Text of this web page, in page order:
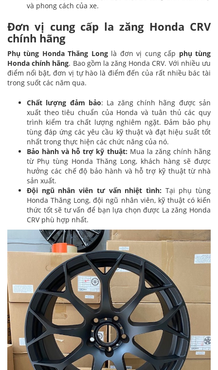
và phong cách của xe.
Đơn vị cung cấp la zăng Honda CRV
chính hãng
Phụ tùng Honda Thăng Longlà đơn vị cung cấp phụ tùng
Honda chính hãng. Bao gồm la zăng Honda CRV. Với nhiều ưu
điểm nổi bật, đơn vị tự hào là điểm đến của rất nhiều bác tài
trong suốt các năm qua.
Chất lượng đảm bảo: La zăng chính hãng được sản
xuất theo tiêu chuẩn của Honda và tuân thủ các quy
trình kiểm tra chất lượng nghiêm ngặt. Đảm bảo phụ
tùng đáp ứng các yêu cầu kỹ thuật và đạt hiệu suất tốt
nhất trong thực hiện các chức năng của nó.
Bảo hành và hỗ trợ kỹ thuật: Mua la zăng chính hãng
từ Phụ tùng Honda Thăng Long, khách hàng sẽ được
hưởng các chế độ bảo hành và hỗ trợ kỹ thuật từ nhà
sản xuất.
Đội ngũ nhân viên tư vấn nhiệt tình: Tại phụ tùng
Honda Thăng Long, đội ngũ nhân viên, kỹ thuật có kiến
thức tốt sẽ tư vấn để bạn lựa chọn được La zăng Honda
CRV phù hợp nhất.